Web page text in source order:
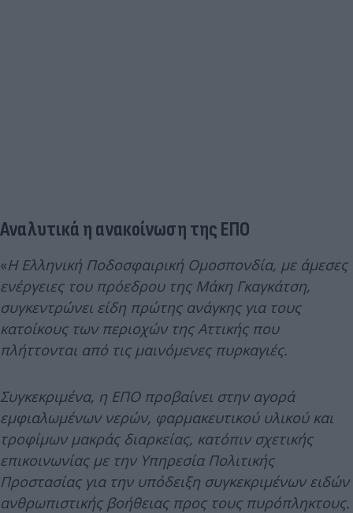
Αναλυτικά η ανακοίνωση της ΕΠΟ
«Η Ελληνική Ποδοσφαιρική Ομοσπονδία, με άμεσες
ενέργειες του πρόεδρου της Μάκη Γκαγκάτση,
συγκεντρώνει είδη πρώτης ανάγκης για τους
κατοίκους των περιοχών της Αττικής που
πλήττονται από τις μαινόμενες πυρκαγιές.
Συγκεκριμένα, η ΕΠΟ προβαίνει στην αγορά
εμφιαλωμένων νερών, φαρμακευτικού υλικού και
τροφίμων μακράς διαρκείας, κατόπιν σχετικής
επικοινωνίας με την Υπηρεσία Πολιτικής
Προστασίας για την υπόδειξη συγκεκριμένων ειδών
ανθρωπιστικής βοήθειας προς τους πυρόπληκτους.